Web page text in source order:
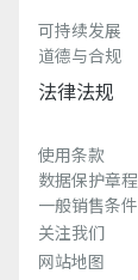
可持续发展
道德与合规
法律法规
使用条款
数据保护章程
一般销售条件
关注我们
网站地图